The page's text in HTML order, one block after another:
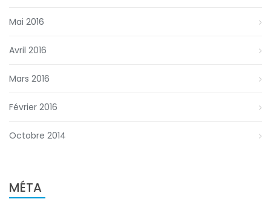
Mai 2016
Avril 2016
Mars 2016
Février 2016
Octobre 2014
MÉTA